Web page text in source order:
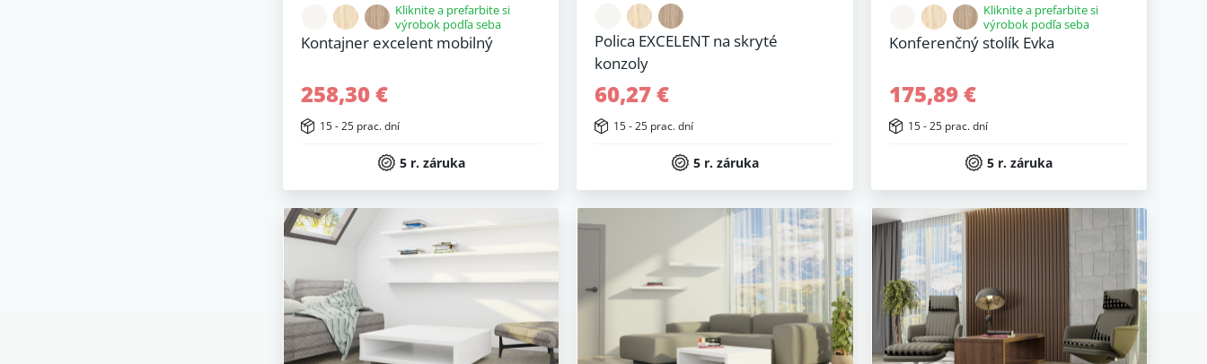
Kliknite a prefarbite si
výrobok podľa seba
Kontajner excelent mobilný
258,30 €
15 - 25 prac. dní
5 r. záruka
Polica EXCELENT na skryté
konzoly
60,27 €
15 - 25 prac. dní
5 r. záruka
Kliknite a prefarbite si
výrobok podľa seba
Konferenčný stolík Evka
175,89 €
15 - 25 prac. dní
5 r. záruka